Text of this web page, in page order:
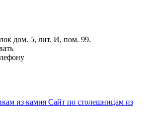
дом. 5, лит. И, пом. 99.
из камня Сайт по столешницам из